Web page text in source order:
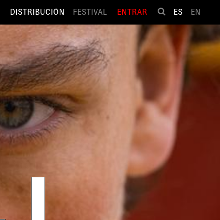
DISTRIBUCIÓN FESTIVAL ENTRAR ES EN
I